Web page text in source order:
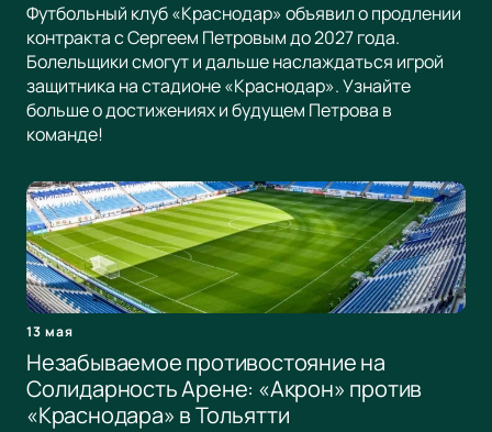
Футбольный клуб «Краснодар» объявил о продлении
контракта с Сергеем Петровым до 2027 года.
Болельщики смогут и дальше наслаждаться игрой
защитника на стадионе «Краснодар». Узнайте
больше о достижениях и будущем Петрова в
команде!
13 мая
Незабываемое противостояние на
Солидарность Арене: «Акрон» против
«Краснодара» в Тольятти